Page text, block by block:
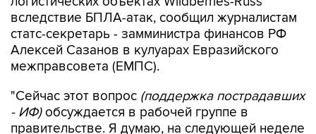
вследствие БПЛА-атак, сообщил журналистам
статс-секретарь - замминистра финансов РФ
Алексей Сазанов в кулуарах Евразийского
межправсовета (ЕМПС).
"Сейчас этот вопрос (поддержка пострадавших
- ИФ)обсуждается в рабочей группе в
правительстве. Я думаю, на следующей неделе